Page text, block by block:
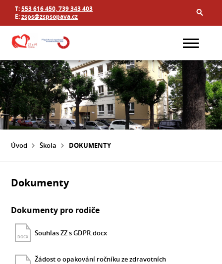
T:553 616 450, 739 343 403
E:zsps@zspsopava.cz
Úvod Škola DOKUMENTY
Dokumenty
Dokumenty pro rodiče
DOCX Souhlas ZZ s GDPR.docx
Žádost o opakování ročníku ze zdravotních